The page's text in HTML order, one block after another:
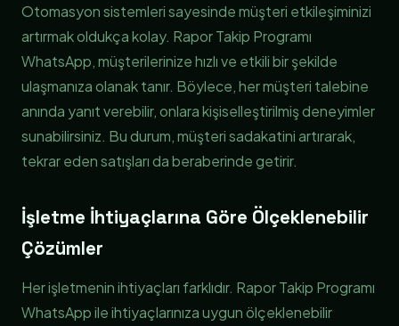
Otomasyon sistemleri sayesinde müşteri etkileşiminizi
artırmak oldukça kolay. Rapor Takip Programı
WhatsApp, müşterilerinize hızlı ve etkili bir şekilde
ulaşmanıza olanak tanır. Böylece, her müşteri talebine
anında yanıt verebilir, onlara kişiselleştirilmiş deneyimler
sunabilirsiniz. Bu durum, müşteri sadakatini artırarak,
tekrar eden satışları da beraberinde getirir.
İşletme İhtiyaçlarına Göre Ölçeklenebilir
Çözümler
Her işletmenin ihtiyaçları farklıdır. Rapor Takip Programı
WhatsApp ile ihtiyaçlarınıza uygun ölçeklenebilir